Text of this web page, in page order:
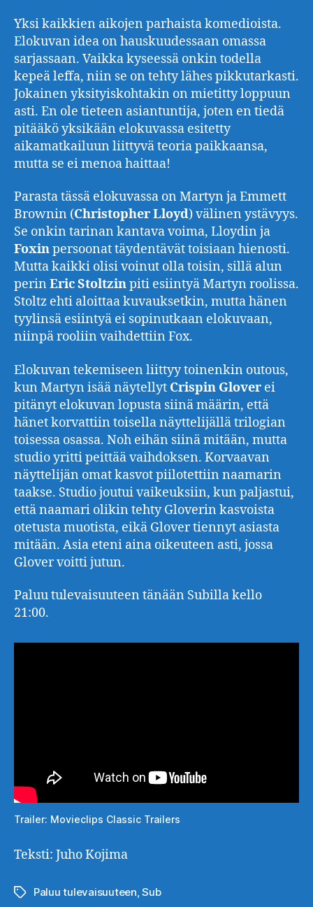
Yksi kaikkien aikojen parhaista komedioista.
Elokuvan idea on hauskuudessaan omassa
sarjassaan. Vaikka kyseessä onkin todella
kepeä leffa, niin se on tehty lähes pikkutarkasti.
Jokainen yksityiskohtakin on mietitty loppuun
asti. En ole tieteen asiantuntija, joten en tiedä
pitääkö yksikään elokuvassa esitetty
aikamatkailuun liittyvä teoria paikkaansa,
mutta se ei menoa haittaa!
Parasta tässä elokuvassa on Martyn ja Emmett
Brownin (ChristopherLloyd) välinen ystävyys.
Se onkin tarinan kantava voima, Lloydin ja
Foxinpersoonat täydentävät toisiaan hienosti.
Mutta kaikki olisi voinut olla toisin, sillä alun
perin EricStoltzinpiti esiintyä Martyn roolissa.
Stoltz ehti aloittaa kuvauksetkin, mutta hänen
tyylinsä esiintyä ei sopinutkaan elokuvaan,
niinpä rooliin vaihdettiin Fox.
Elokuvan tekemiseen liittyy toinenkin outous,
kun Martyn isää näytellyt Crispin Glover ei
pitänyt elokuvan lopusta siinä määrin, että
hänet korvattiin toisella näyttelijällä trilogian
toisessa osassa. Noh eihän siinä mitään, mutta
studio yritti peittää vaihdoksen. Korvaavan
näyttelijän omat kasvot piilotettiin naamarin
taakse. Studio joutui vaikeuksiin, kun paljastui,
että naamari olikin tehty Gloverin kasvoista
otetusta muotista, eikä Glover tiennyt asiasta
mitään. Asia eteni aina oikeuteen asti, jossa
Glover voitti jutun.
Paluu tulevaisuuteen tänään Subilla kello
21:00.
Trailer: Movieclips Classic Trailers
Teksti: Juho Kojima
Avainsanat
Paluu tulevaisuuteen,Sub